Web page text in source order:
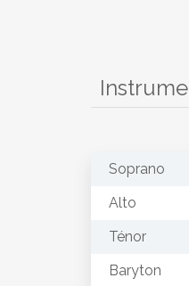
Soprano
Alto
Ténor
Baryton